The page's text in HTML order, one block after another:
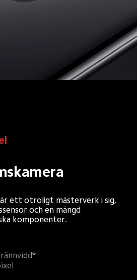
ett otroligt mästerverk i sig,
och en mängd
komponenter.